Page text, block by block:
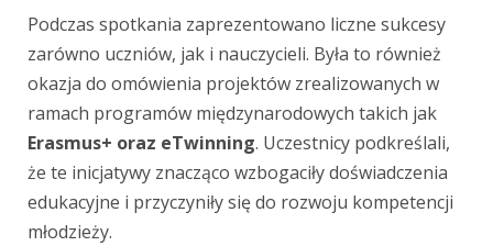
Podczas spotkania zaprezentowano liczne sukcesy
zarówno uczniów, jak i nauczycieli. Była to również
okazja do omówienia projektów zrealizowanych w
ramach programów międzynarodowych takich jak
Erasmus+ oraz eTwinning. Uczestnicy podkreślali,
że te inicjatywy znacząco wzbogaciły doświadczenia
edukacyjne i przyczyniły się do rozwoju kompetencji
młodzieży.